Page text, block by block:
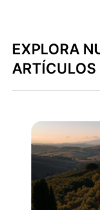
EXPLORA
ARTÍCULOS